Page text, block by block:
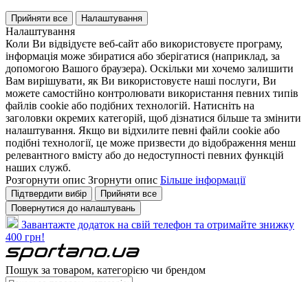
Прийняти все Налаштування
Налаштування
Коли Ви відвідуєте веб-сайт або використовуєте програму,
інформація може збиратися або зберігатися (наприклад, за
допомогою Вашого браузера). Оскільки ми хочемо залишити
Вам вирішувати, як Ви використовуєте наші послуги, Ви
можете самостійно контролювати використання певних типів
файлів cookie або подібних технологій. Натисніть на
заголовки окремих категорій, щоб дізнатися більше та змінити
налаштування. Якщо ви відхилите певні файли cookie або
подібні технології, це може призвести до відображення менш
релевантного вмісту або до недоступності певних функцій
наших служб.
Розгорнути опис Згорнути опис Більше інформації
Підтвердити вибір
Прийняти все
Повернутися до налаштувань
Завантажте додаток на свій телефон та отримайте знижку
400 грн!
Пошук за товаром, категорією чи брендом